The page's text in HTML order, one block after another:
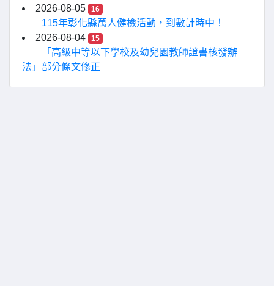
2026-08-05
16
115年彰化縣萬人健檢活動，到數計時中！
2026-08-04
15
「高級中等以下學校及幼兒園教師證書核發辦
法」部分條文修正